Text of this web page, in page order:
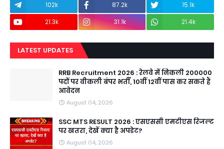
102k 87.2k
15.1k
21.3k
31.1k 21.4k
LATEST UPDATES
RRB Recruitment 2026 : रेलवे में निकली 200000
पदों पर वीकली बंपर भर्ती, 10वीं 12वीं पास कर सकते हैं
आवेदन
August 04, 2026
SSC MTS RESULT 2026 : एसएससी एमटीएस रिजल्ट
पर खतरा, देखें क्या है अपडेट?
August 04, 2026